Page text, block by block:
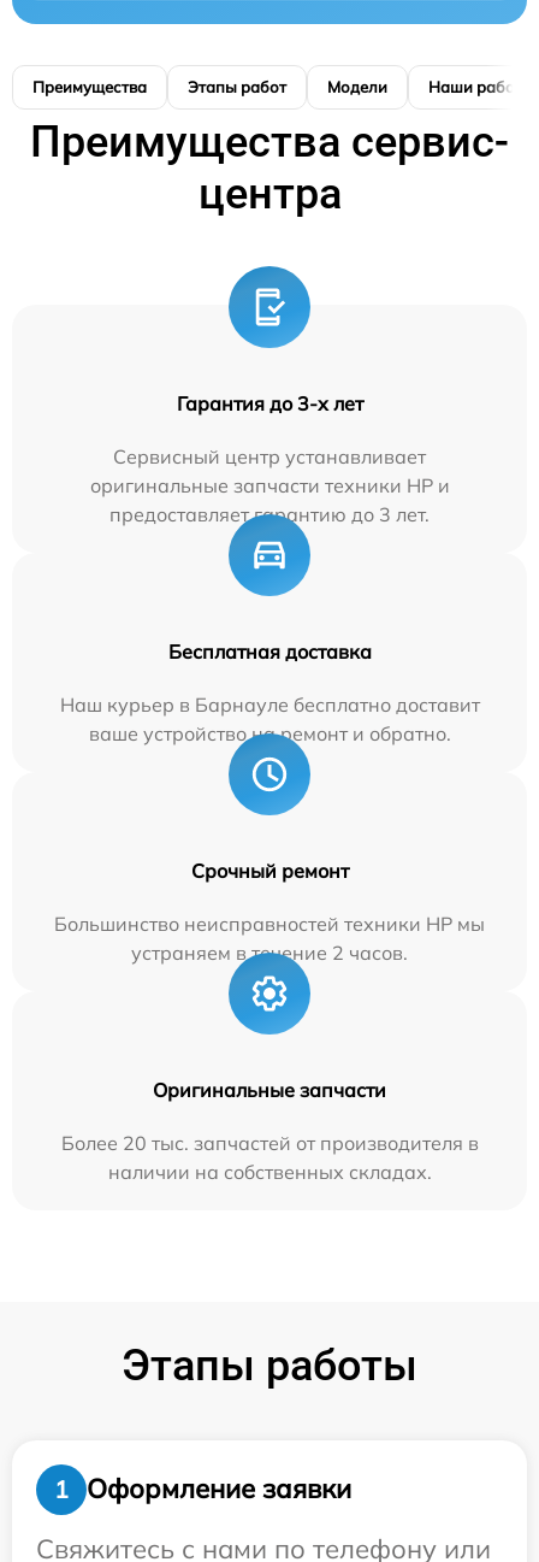
Преимущества Этапы работ Модели Наши работы
Преимущества сервис-
центра
Гарантия до 3-х лет
Сервисный центр устанавливает
оригинальные запчасти техники HP и
предоставляет гарантию до 3 лет.
Бесплатная доставка
Наш курьер в Барнауле бесплатно доставит
ваше устройство на ремонт и обратно.
Срочный ремонт
Большинство неисправностей техники HP мы
устраняем в течение 2 часов.
Оригинальные запчасти
Более 20 тыс. запчастей от производителя в
наличии на собственных складах.
Этапы работы
1
Оформление заявки
Свяжитесь с нами по телефону или